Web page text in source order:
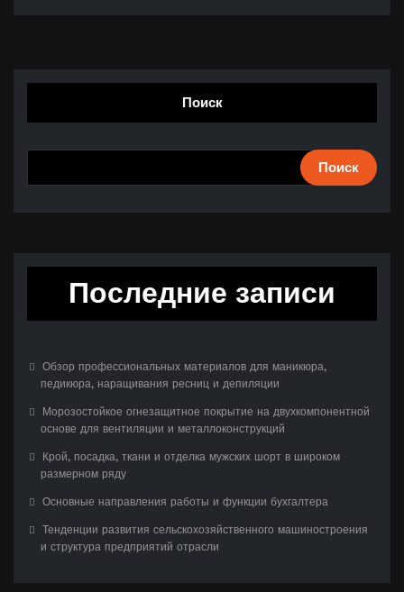
Поиск
Поиск
Последние записи
Обзор профессиональных материалов для маникюра,
педикюра, наращивания ресниц и депиляции
Морозостойкое огнезащитное покрытие на двухкомпонентной
основе для вентиляции и металлоконструкций
Крой, посадка, ткани и отделка мужских шорт в широком
размерном ряду
Основные направления работы и функции бухгалтера
Тенденции развития сельскохозяйственного машиностроения
и структура предприятий отрасли